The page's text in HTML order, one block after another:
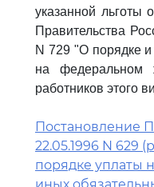
указанной льготы
Правительства
N 729 "О порядке и
на федеральном
работников этого
Постановление
22.05.1996 N 629
порядке уплаты